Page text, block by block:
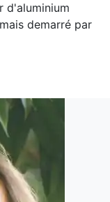
d'aluminium
demarré par